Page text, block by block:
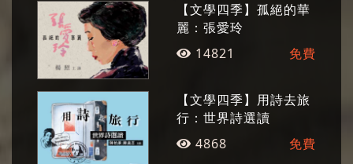
【文學四季】孤絕的華
麗：張愛玲
14821
免費
【文學四季】用詩去旅
行：世界詩選讀
4868
免費